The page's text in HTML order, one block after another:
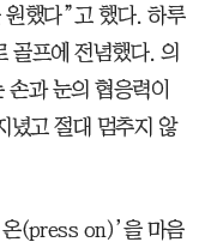
원했다”고 했다. 하루
골프에 전념했다. 의
과 눈의 협응력이
녔고 절대 멈추지 않
온(press on)’을 마음